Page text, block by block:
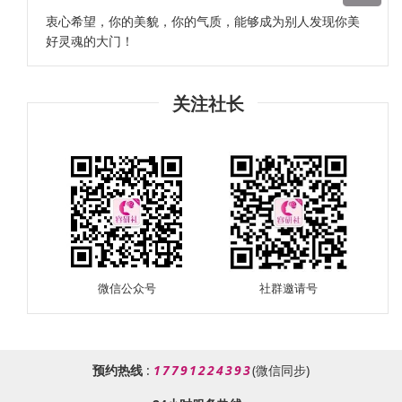
衷心希望，你的美貌，你的气质，能够成为别人发现你美
好灵魂的大门！
关注社长
微信公众号 社群邀请号
预约热线 : 17791224393(微信同步)